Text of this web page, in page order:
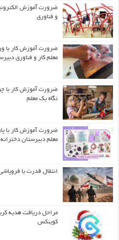
ضرورت آموزش
و فناوری
ضرورت آموزش کار با
معلم کار و فناوری
ضرورت آموزش کار با
نگاه یک معلم
ضرورت آموزش کار با
معلم دبیرستان دخترانه
انتقال قدرت یا
مراحل دریافت هدیه
کوینکس